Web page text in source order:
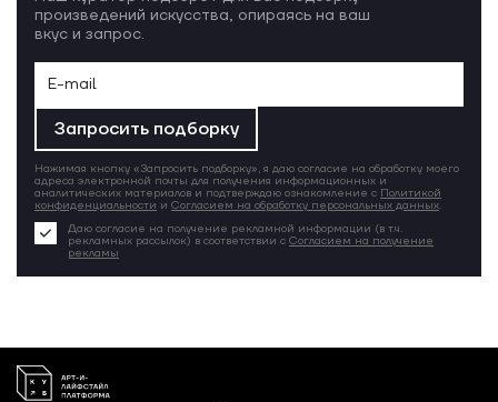
произведений искусства, опираясь на ваш
вкус и запрос.
Запросить подборку
Нажимая кнопку «Запросить подборку», я даю согласие на обработку моего
адреса электронной почты для получения информационных и
аналитических материалов и подтверждаю ознакомление с Политикой
конфиденциальности и Согласием на обработку персональных данных.
Даю согласие на получение рекламной информации (в т.ч.
рекламных рассылок) в соответствии с Согласием на получение
рекламы